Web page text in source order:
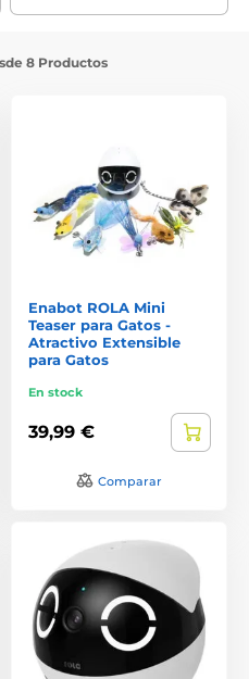
8 Productos
Enabot ROLA Mini
Teaser para Gatos -
Atractivo Extensible
para Gatos
En stock
39,99 €
Comparar